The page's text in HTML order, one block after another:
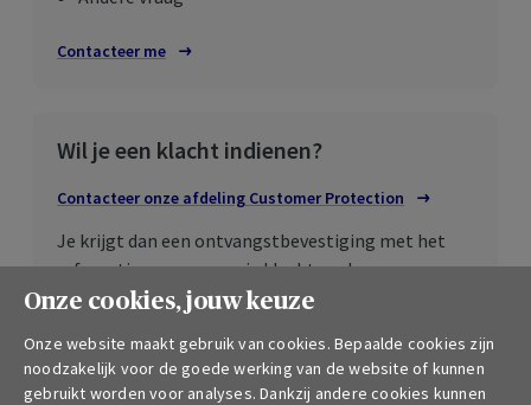
Contacteer me
Wil je een klacht indienen?
Contacteer onze afdeling Customer Protection
Je krijgt dan een ontvangstbevestiging met het
referentienummer van je klacht en de naam van
onze collega die voor jouw dossier zorgt.
Ga je niet akkoord met de door ons
voorgestelde oplossing?
Onze cookies, jouw keuze
Onze website maakt gebruik van cookies. Bepaalde cookies zijn
noodzakelijk voor de goede werking van de website of kunnen
gebruikt worden voor analyses. Dankzij andere cookies kunnen